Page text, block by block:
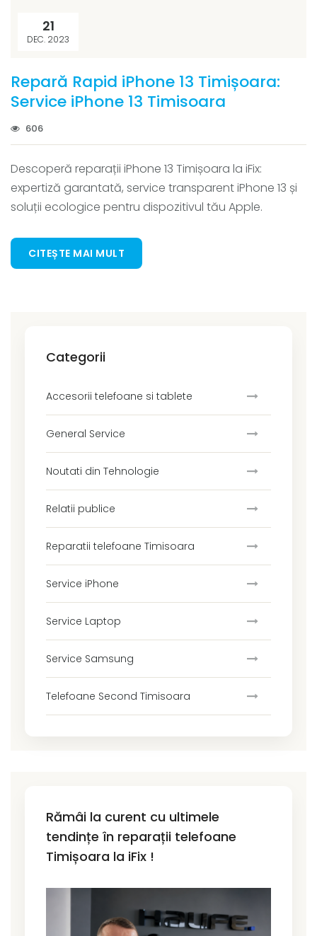
21
DEC. 2023
Repară Rapid iPhone 13 Timișoara:
Service iPhone 13 Timisoara
606
Descoperă reparații iPhone 13 Timișoara la iFix:
expertiză garantată, service transparent iPhone 13 și
soluții ecologice pentru dispozitivul tău Apple.
CITEȘTE MAI MULT
Categorii
Accesorii telefoane si tablete
General Service
Noutati din Tehnologie
Relatii publice
Reparatii telefoane Timisoara
Service iPhone
Service Laptop
Service Samsung
Telefoane Second Timisoara
Rămâi la curent cu ultimele
tendințe în reparații telefoane
Timișoara la iFix !